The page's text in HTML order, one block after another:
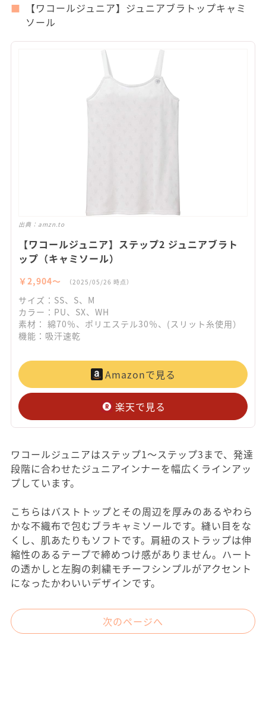
【ワコールジュニア】ジュニアブラトップキャミ
ソール
出典： amzn.to
【ワコールジュニア】ステップ2 ジュニアブラト
ップ（キャミソール）
￥2,904〜 （2025/05/26 時点）
サイズ：SS、S、M
カラー：PU、SX、WH
素材： 綿70％、ポリエステル30％、(スリット糸使用）
機能：吸汗速乾
Amazonで見る
楽天で見る
ワコールジュニアはステップ1～ステップ3まで、発達
段階に合わせたジュニアインナーを幅広くラインアッ
プしています。
こちらはバストトップとその周辺を厚みのあるやわら
かな不織布で包むブラキャミソールです。縫い目をな
くし、肌あたりもソフトです。肩紐のストラップは伸
縮性のあるテープで締めつけ感がありません。ハート
の透かしと左胸の刺繍モチーフシンプルがアクセント
になったかわいいデザインです。
次のページへ